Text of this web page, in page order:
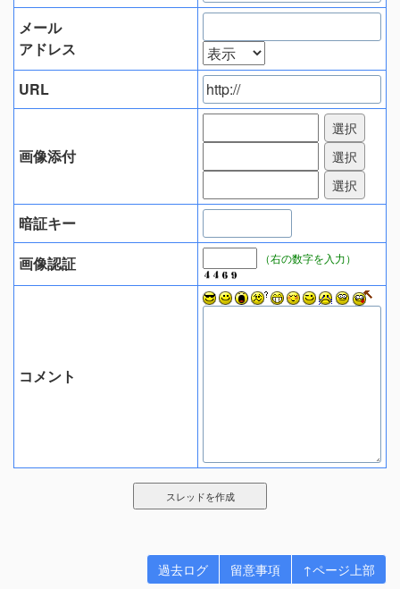
メール
アドレス
URL
画像添付
暗証キー
画像認証
（右の数字を入力）
コメント
過去ログ 留意事項 ↑ページ上部